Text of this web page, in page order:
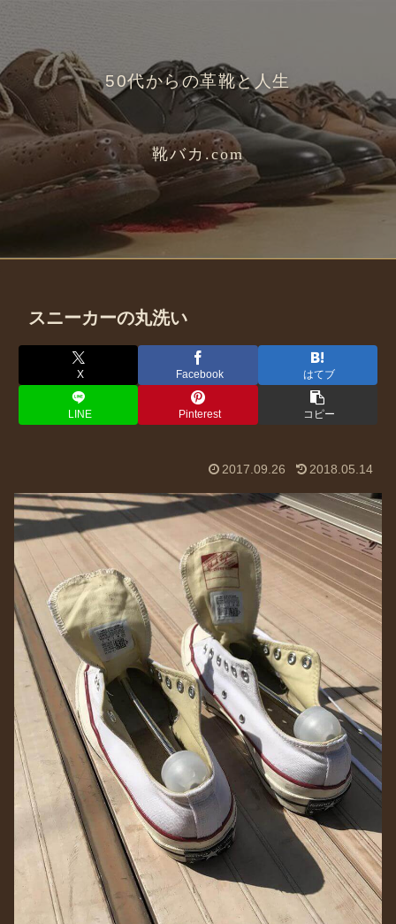
50代からの革靴と人生
靴バカ.com
スニーカーの丸洗い
X Facebook はてブ
LINE Pinterest コピー
2017.09.26 2018.05.14